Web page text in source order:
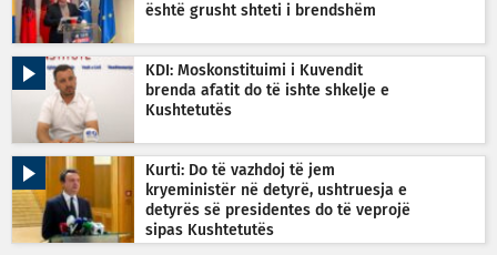
është grusht shteti i brendshëm
KDI: Moskonstituimi i Kuvendit
brenda afatit do të ishte shkelje e
Kushtetutës
Kurti: Do të vazhdoj të jem
kryeministër në detyrë, ushtruesja e
detyrës së presidentes do të veprojë
sipas Kushtetutës